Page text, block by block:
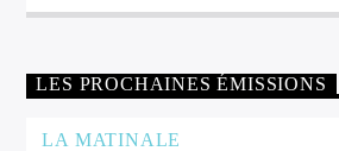
LES PROCHAINES ÉMISSIONS
LA MATINALE